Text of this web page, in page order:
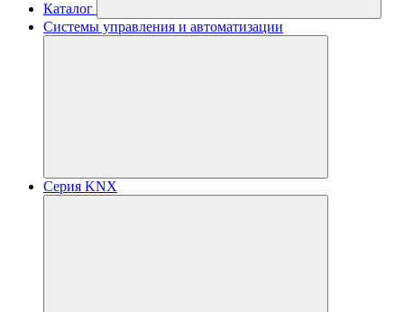
Каталог
Системы управления и автоматизации
Серия KNX